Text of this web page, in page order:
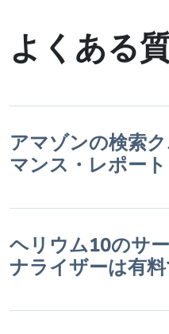
よくある
アマゾンの検索
マンス・レポー
ヘリウム10のサ
ナライザーは有